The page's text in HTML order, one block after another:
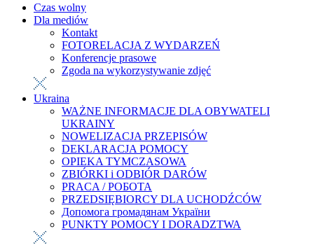
Czas wolny
Dla mediów
Kontakt
FOTORELACJA Z WYDARZEŃ
Konferencje prasowe
Zgoda na wykorzystywanie zdjęć
Ukraina
WAŻNE INFORMACJE DLA OBYWATELI
UKRAINY
NOWELIZACJA PRZEPISÓW
DEKLARACJA POMOCY
OPIEKA TYMCZASOWA
ZBIÓRKI i ODBIÓR DARÓW
PRACA / РОБОТА
PRZEDSIĘBIORCY DLA UCHODŹCÓW
Допомога громадянам України
PUNKTY POMOCY I DORADZTWA